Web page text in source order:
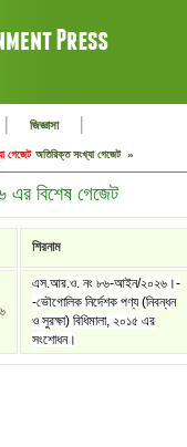
| জিজ্ঞাসা |
গেজেট অতিরিক্ত সংখ্যা গেজেট »
বিশেষ গেজেট
শিরনাম
এস.আর.ও. নং ৮৬-আইন/২০২৬।-
-ভৌগোলিক নির্দেশক পণ্য (নিবন্ধন
ও সুরক্ষা) বিধিমালা, ২০১৫ এর
সংশোধন।